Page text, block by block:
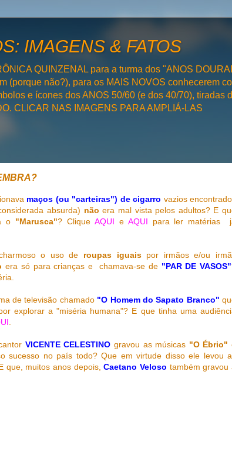
IMAGENS & FATOS
QUINZENAL para a turma dos "ANOS
(porque não?), para os MAIS NOVOS conhecerem
e ícones dos ANOS 50/60 (e dos 40/70), tiradas
CLICAR NAS IMAGENS PARA AMPLIÁ-LAS
maços (ou "carteiras") de cigarro vazios
absurda) não era mal vista pelos adultos? E
o "Marusca"? Clique AQUI e AQUI para ler matérias
o uso de roupas iguaispor irmãos e/ou
era só para crianças e chamava-se de "PAR DE VASOS"
de televisão chamado "O Homem do Sapato Branco"
explorar a "miséria humana"? E que tinha uma
.
VICENTE CELESTINO gravou as músicas "O Ébrio"
sucesso no país todo? Que em virtude disso ele levou
que, muitos anos depois,Caetano Veloso também gravou